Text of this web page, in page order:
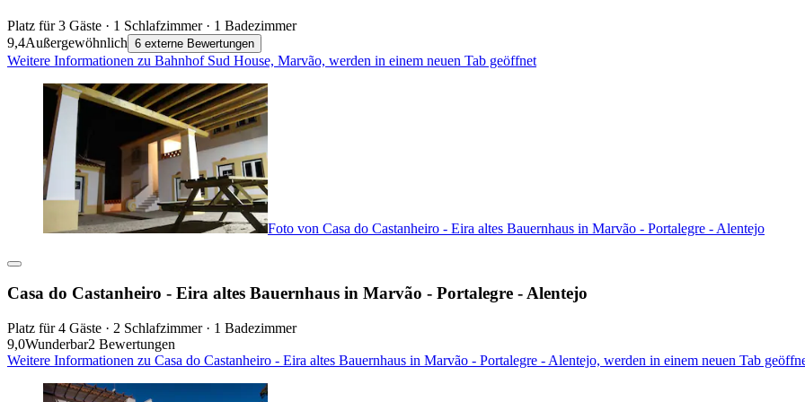
Platz für 3 Gäste · 1 Schlafzimmer · 1 Badezimmer
9,4Außergewöhnlich 6 externe Bewertungen
Weitere Informationen zu Bahnhof Sud House, Marvão, werden in einem neuen Tab geöffnet
Foto von Casa do Castanheiro - Eira altes Bauernhaus in Marvão - Portalegre - Alentejo
Casa do Castanheiro - Eira altes Bauernhaus in Marvão - Portalegre - Alentejo
Platz für 4 Gäste · 2 Schlafzimmer · 1 Badezimmer
9,0Wunderbar2 Bewertungen
Weitere Informationen zu Casa do Castanheiro - Eira altes Bauernhaus in Marvão - Portalegre - Alentejo, werden in einem neuen Tab